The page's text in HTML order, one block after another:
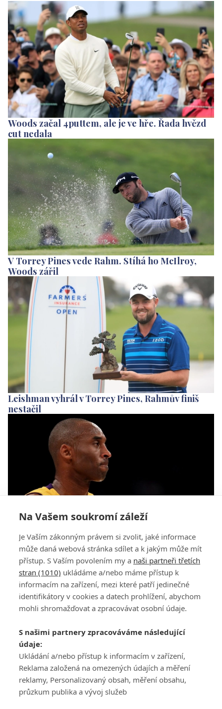
Na Vašem soukromí záleží
Je Vaším zákonným právem si zvolit, jaké informace
může daná webová stránka sdílet a k jakým může mít
přístup. S Vaším povolením my a naši partneři třetích
stran (1010) ukládáme a/nebo máme přístup k
informacím na zařízení, mezi které patří jedinečné
identifikátory v cookies a datech prohlížení, abychom
mohli shromažďovat a zpracovávat osobní údaje.
S našimi partnery zpracováváme následující
údaje:
Ukládání a/nebo přístup k informacím v zařízení,
Reklama založená na omezených údajích a měření
reklamy, Personalizovaný obsah, měření obsahu,
průzkum publika a vývoj služeb
Woods začal 4puttem, ale je ve hře. Řada hvězd
cut nedala
V Torrey Pines vede Rahm. Stíhá ho McIlroy,
Woods zářil
Leishman vyhrál v Torrey Pines, Rahmův finiš
nestačil
Smrt Kobeho Bryanta zasáhla i golfový svět.
Woods byl v šoku
Všeobecné obchodní
podmínky služby
GolfExtra.cz Premium
Podmínky zpracování
osobních údajů při
ATV CZ, s.r.o.
140 00 Praha 4